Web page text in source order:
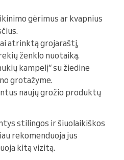
gėrimus ar kvapnius
atrinktą grojaraštį,
ženklo nuotaiką.
kampelį“ su žiedine
grotažyme.
naujų grožio produktų
stilingos ir šiuolaikiškos
rekomenduoja jus
kitą vizitą.